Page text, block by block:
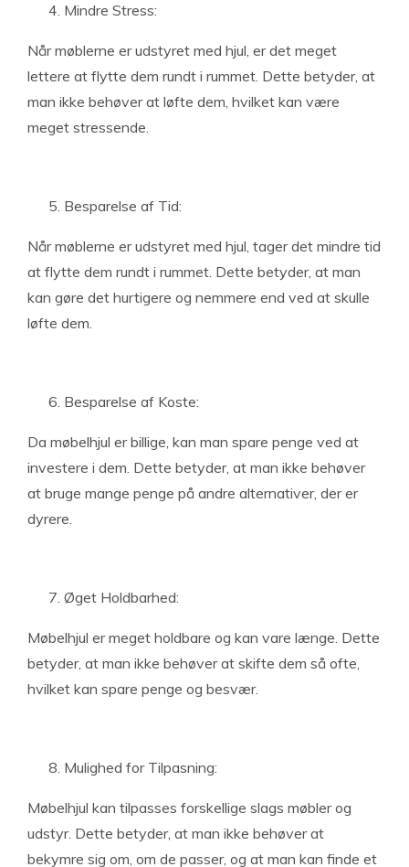
Mindre Stress:
Når møblerne er udstyret med hjul, er det meget
lettere at flytte dem rundt i rummet. Dette betyder, at
man ikke behøver at løfte dem, hvilket kan være
meget stressende.
Besparelse af Tid:
Når møblerne er udstyret med hjul, tager det mindre tid
at flytte dem rundt i rummet. Dette betyder, at man
kan gøre det hurtigere og nemmere end ved at skulle
løfte dem.
Besparelse af Koste:
Da møbelhjul er billige, kan man spare penge ved at
investere i dem. Dette betyder, at man ikke behøver
at bruge mange penge på andre alternativer, der er
dyrere.
Øget Holdbarhed:
Møbelhjul er meget holdbare og kan vare længe. Dette
betyder, at man ikke behøver at skifte dem så ofte,
hvilket kan spare penge og besvær.
Mulighed for Tilpasning:
Møbelhjul kan tilpasses forskellige slags møbler og
udstyr. Dette betyder, at man ikke behøver at
bekymre sig om, om de passer, og at man kan finde et